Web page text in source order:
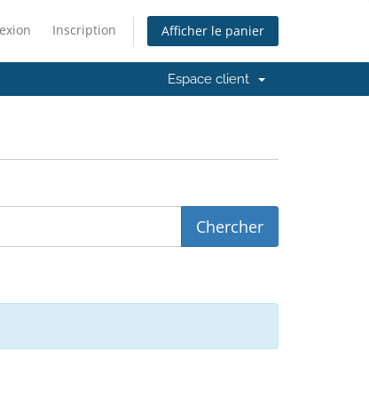
Inscription Afficher le panier
Espace client